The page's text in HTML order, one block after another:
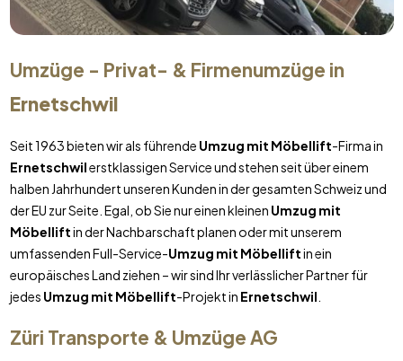
Umzüge - Privat- & Firmenumzüge in
Ernetschwil
Seit 1963 bieten wir als führende Umzug mit Möbellift-Firma in
Ernetschwilerstklassigen Service und stehen seit über einem
halben Jahrhundert unseren Kunden in der gesamten Schweiz und
der EU zur Seite. Egal, ob Sie nur einen kleinen Umzug mit
Möbelliftin der Nachbarschaft planen oder mit unserem
umfassenden Full-Service-Umzug mit Möbelliftin ein
europäisches Land ziehen – wir sind Ihr verlässlicher Partner für
jedes Umzug mit Möbellift-Projekt in Ernetschwil
Züri Transporte & Umzüge AG